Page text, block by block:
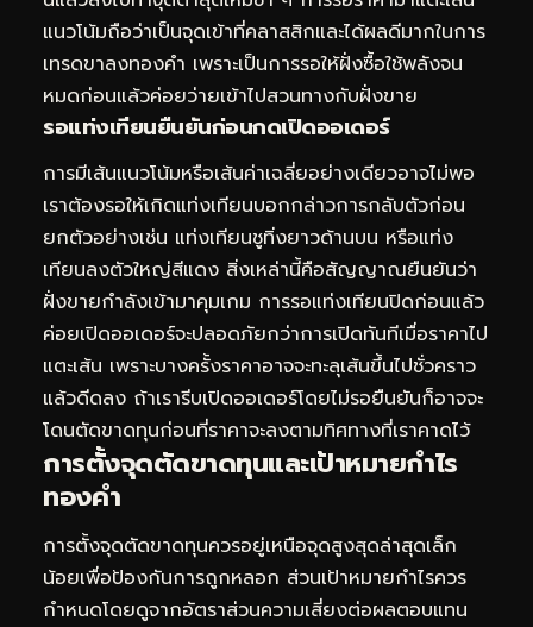
แนวโน้มถือว่าเป็นจุดเข้าที่คลาสสิกและได้ผลดีมากในการ
เทรดขาลงทองคำ เพราะเป็นการรอให้ฝั่งซื้อใช้พลังจน
หมดก่อนแล้วค่อยว่ายเข้าไปสวนทางกับฝั่งขาย
รอแท่งเทียนยืนยันก่อนกดเปิดออเดอร์
การมีเส้นแนวโน้มหรือเส้นค่าเฉลี่ยอย่างเดียวอาจไม่พอ
เราต้องรอให้เกิดแท่งเทียนบอกกล่าวการกลับตัวก่อน
ยกตัวอย่างเช่น แท่งเทียนชูทิ่งยาวด้านบน หรือแท่ง
เทียนลงตัวใหญ่สีแดง สิ่งเหล่านี้คือสัญญาณยืนยันว่า
ฝั่งขายกำลังเข้ามาคุมเกม การรอแท่งเทียนปิดก่อนแล้ว
ค่อยเปิดออเดอร์จะปลอดภัยกว่าการเปิดทันทีเมื่อราคาไป
แตะเส้น เพราะบางครั้งราคาอาจจะทะลุเส้นขึ้นไปชั่วคราว
แล้วดีดลง ถ้าเรารีบเปิดออเดอร์โดยไม่รอยืนยันก็อาจจะ
โดนตัดขาดทุนก่อนที่ราคาจะลงตามทิศทางที่เราคาดไว้
การตั้งจุดตัดขาดทุนและเป้าหมายกำไร
ทองคำ
การตั้งจุดตัดขาดทุนควรอยู่เหนือจุดสูงสุดล่าสุดเล็ก
น้อยเพื่อป้องกันการถูกหลอก ส่วนเป้าหมายกำไรควร
กำหนดโดยดูจากอัตราส่วนความเสี่ยงต่อผลตอบแทน